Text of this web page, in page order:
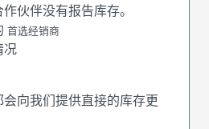
伙伴没有报告库存。
首选经销商
况
向我们提供直接的库存更